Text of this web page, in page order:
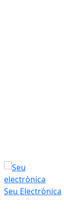
Seu Electrònica